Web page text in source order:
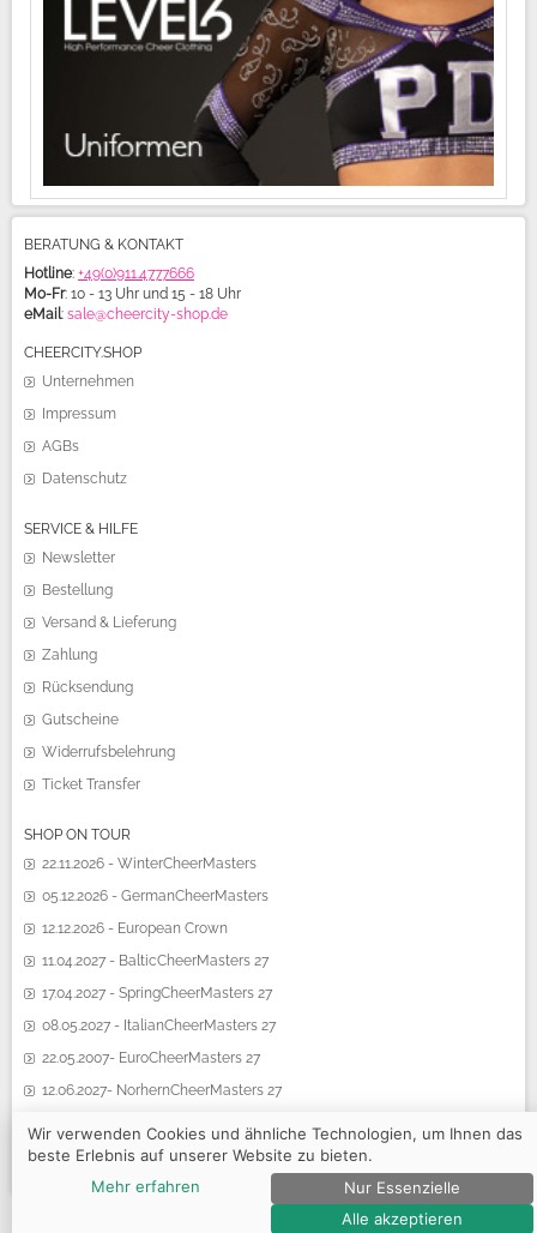
BERATUNG & KONTAKT
Hotline: +49(0)911.4777666
Mo-Fr: 10 - 13 Uhr und 15 - 18 Uhr
eMail: sale@cheercity-shop.de
CHEERCITY.SHOP
Unternehmen
Impressum
AGBs
Datenschutz
SERVICE & HILFE
Newsletter
Bestellung
Versand & Lieferung
Zahlung
Rücksendung
Gutscheine
Widerrufsbelehrung
Ticket Transfer
SHOP ON TOUR
22.11.2026 - WinterCheerMasters
05.12.2026 - GermanCheerMasters
12.12.2026 - European Crown
11.04.2027 - BalticCheerMasters 27
17.04.2027 - SpringCheerMasters 27
08.05.2027 - ItalianCheerMasters 27
22.05.2007- EuroCheerMasters 27
12.06.2027- NorhernCheerMasters 27
© 2026 CCA CentralCheerleadingAgency e.K.
Wir verwenden Cookies und ähnliche Technologien, um Ihnen das
beste Erlebnis auf unserer Website zu bieten.
Mehr erfahren
Nur Essenzielle
Alle akzeptieren